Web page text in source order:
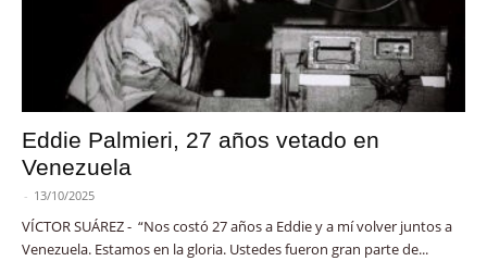
Eddie Palmieri, 27 años vetado en
Venezuela
- 13/10/2025
VÍCTOR SUÁREZ - “Nos costó 27 años a Eddie y a mí volver juntos a
Venezuela. Estamos en la gloria. Ustedes fueron gran parte de...